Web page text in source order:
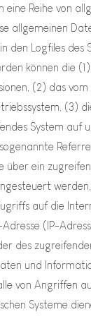
eine Reihe von
allgemeinen
den Logfiles des
können die
(2) das
(3)
System auf
über ein
auf die
(IP-
des
und
von Angriffen
Systeme